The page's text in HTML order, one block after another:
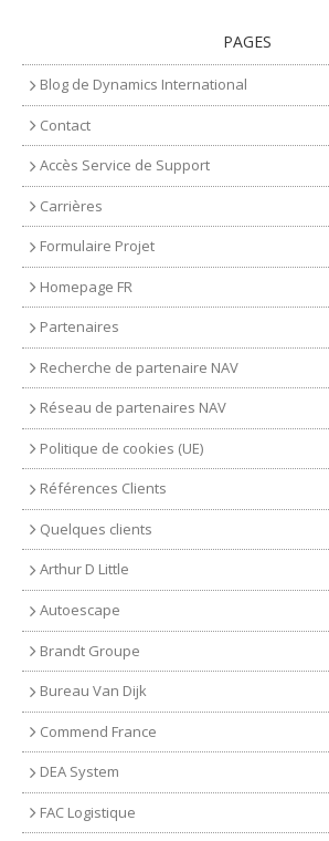
PAGES
Blog de Dynamics International
Contact
Accès Service de Support
Carrières
Formulaire Projet
Homepage FR
Partenaires
Recherche de partenaire NAV
Réseau de partenaires NAV
Politique de cookies (UE)
Références Clients
Quelques clients
Arthur D Little
Autoescape
Brandt Groupe
Bureau Van Dijk
Commend France
DEA System
FAC Logistique